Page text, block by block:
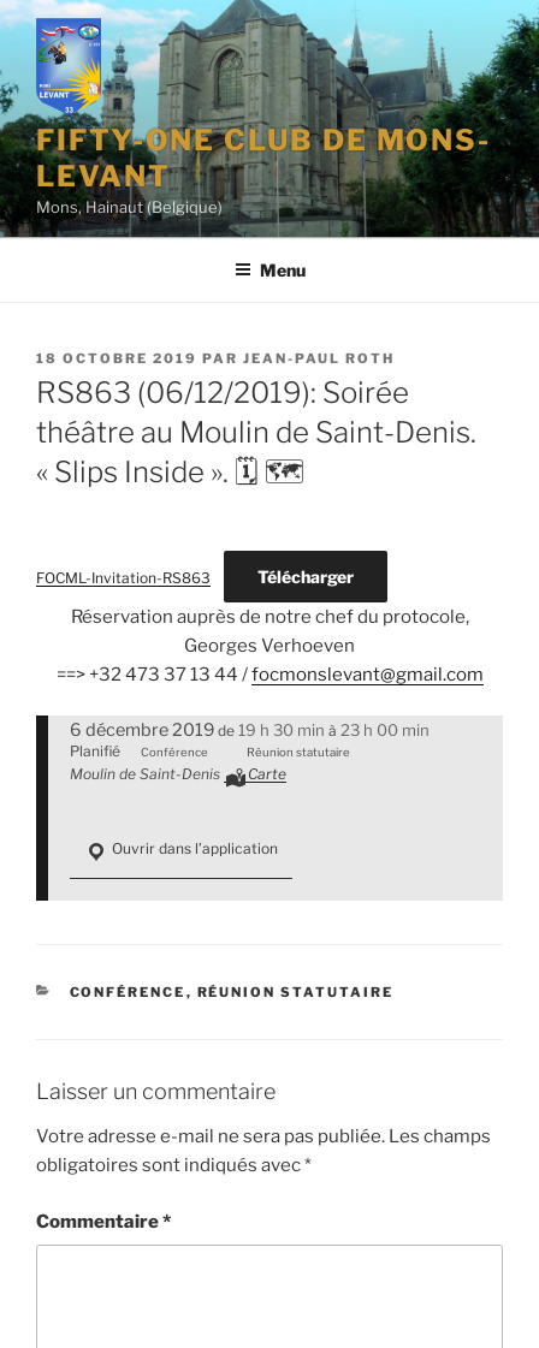
Aller
contenu
principal
FIFTY-ONE CLUB DE MONS-
LEVANT
Mons, Hainaut (Belgique)
Menu
PUBLIÉ
LE
18 OCTOBRE 2019 PAR JEAN-PAUL ROTH
RS863 (06/12/2019): Soirée
théâtre au Moulin de Saint-Denis.
« Slips Inside ». 🗓 🗺
FOCML-Invitation-RS863 Télécharger
Réservation auprès de notre chef du protocole,
Georges Verhoeven
==> +32 473 37 13 44 /focmonslevant@gmail.com
6 décembre 2019 de 19 h 30 min à 23 h 00 min
Planifié Conférence Réunion statutaire
Moulin de Saint-Denis Carte
Ouvrir dans l’application
CATÉGORIES
CONFÉRENCE , RÉUNION STATUTAIRE
Laisser un commentaire
Votre adresse e-mail ne sera pas publiée. Les champs
obligatoires sont indiqués avec*
Commentaire*